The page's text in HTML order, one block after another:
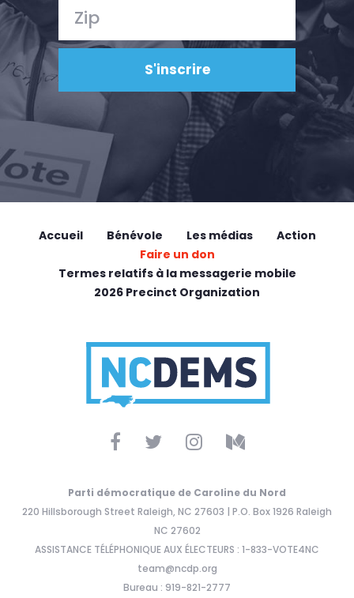
Accueil Bénévole Les médias
Action
Faire un don
Termes relatifs à la messagerie mobile
2026 Precinct Organization
Parti démocratique de Caroline du Nord
220 Hillsborough Street Raleigh, NC 27603 | P.O. Box 1926 Raleigh
NC 27602
ASSISTANCE TÉLÉPHONIQUE AUX ÉLECTEURS : 1-833-VOTE4NC
team@ncdp.org
Bureau : 919-821-2777